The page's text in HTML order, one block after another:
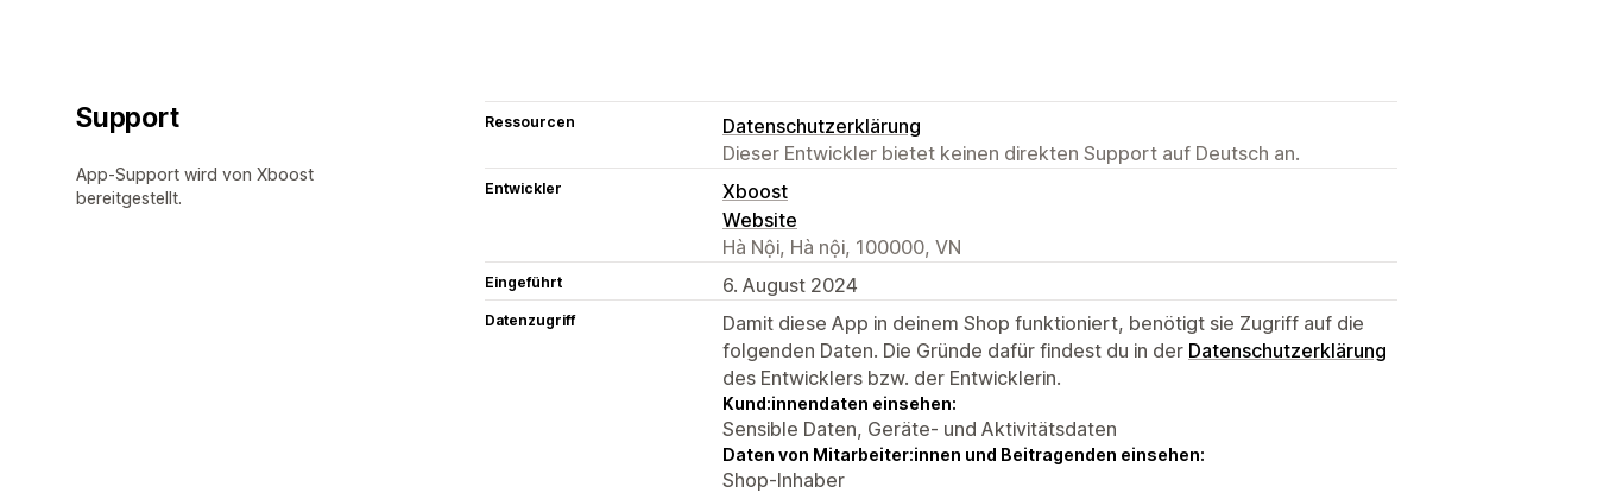
Support
App-Support wird von Xboost
bereitgestellt.
Ressourcen
Datenschutzerklärung
Dieser Entwickler bietet keinen direkten Support auf Deutsch an.
Entwickler
Xboost
Website
Hà Nội, Hà nội, 100000, VN
Eingeführt 6. August 2024
Datenzugriff
Damit diese App in deinem Shop funktioniert, benötigt sie Zugriff auf die
folgenden Daten. Die Gründe dafür findest du in der Datenschutzerklärung
des Entwicklers bzw. der Entwicklerin.
Kund:innendaten einsehen:
Sensible Daten, Geräte- und Aktivitätsdaten
Daten von Mitarbeiter:innen und Beitragenden einsehen:
Shop-Inhaber